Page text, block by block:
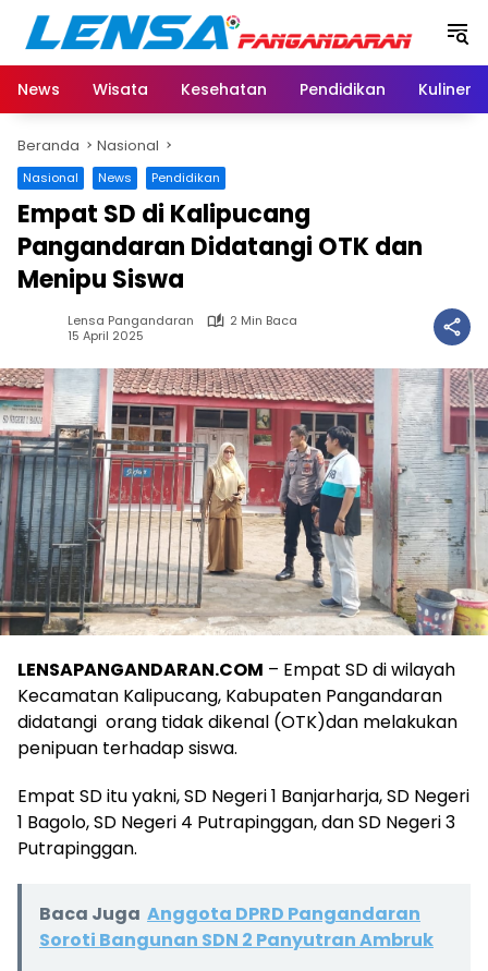
Langsung
konten
News
Wisata Kesehatan Pendidikan Kuliner
Beranda Nasional
Nasional News Pendidikan
Empat SD di Kalipucang
Pangandaran Didatangi OTK dan
Menipu Siswa
Lensa Pangandaran
2 Min Baca
15 April 2025
LENSAPANGANDARAN.COM – Empat SD di wilayah
Kecamatan Kalipucang, Kabupaten Pangandaran
didatangi orang tidak dikenal (OTK)dan melakukan
penipuan terhadap siswa.
Empat SD itu yakni, SD Negeri 1 Banjarharja, SD Negeri
1 Bagolo, SD Negeri 4 Putrapinggan, dan SD Negeri 3
Putrapinggan.
Baca Juga Anggota DPRD Pangandaran
Soroti Bangunan SDN 2 Panyutran Ambruk